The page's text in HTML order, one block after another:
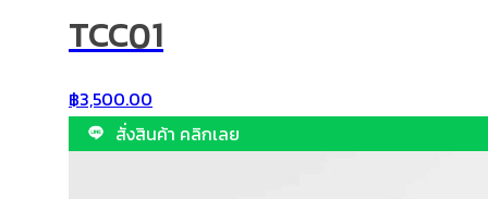
TCC01
฿3,500.00
สั่งสินค้า คลิกเลย